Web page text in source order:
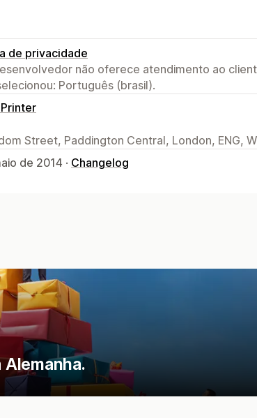
de privacidade
não oferece atendimento ao
Português (brasil).
Street, Paddington Central, London, ENG,
de 2014 · Changelog